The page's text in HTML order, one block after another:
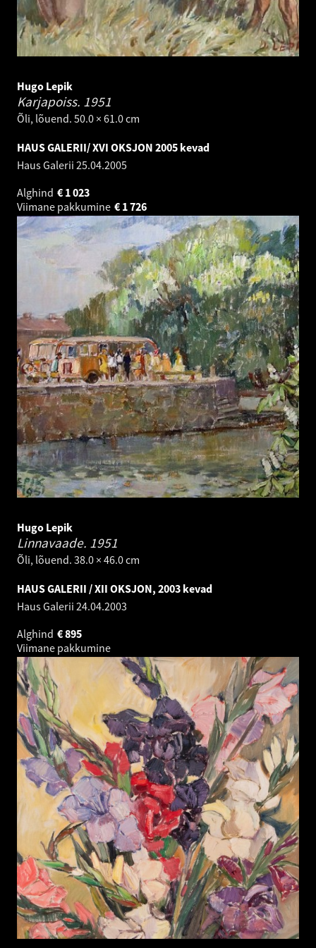
Hugo Lepik
Karjapoiss. 1951
Õli, lõuend. 50.0 × 61.0 cm
HAUS GALERII/ XVI OKSJON 2005 kevad
Haus Galerii 25.04.2005
Alghind
1 023
€
Viimane pakkumine
1 726
€
Hugo Lepik
Linnavaade. 1951
Õli, lõuend. 38.0 × 46.0 cm
HAUS GALERII / XII OKSJON, 2003 kevad
Haus Galerii 24.04.2003
Alghind
895
€
Viimane pakkumine